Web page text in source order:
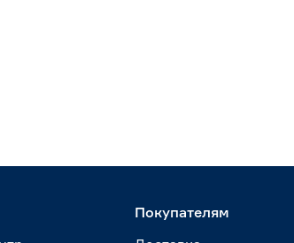
Покупателям